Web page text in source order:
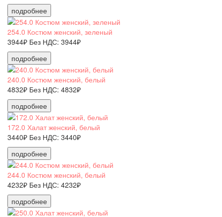
подробнее
254.0 Костюм женский, зеленый
3944₽ Без НДС: 3944₽
подробнее
240.0 Костюм женский, белый
4832₽ Без НДС: 4832₽
подробнее
172.0 Халат женский, белый
3440₽ Без НДС: 3440₽
подробнее
244.0 Костюм женский, белый
4232₽ Без НДС: 4232₽
подробнее